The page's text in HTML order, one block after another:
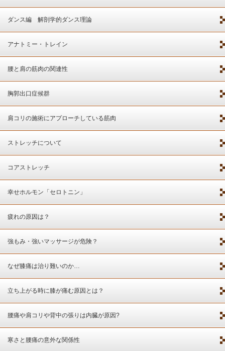
ダンス編 解剖学的ダンス理論
アナトミー・トレイン
腰と肩の筋肉の関連性
胸郭出口症候群
肩コリの施術にアプローチしている筋肉
ストレッチについて
コアストレッチ
幸せホルモン「セロトニン」
疲れの原因は？
強もみ・強いマッサージが危険？
なぜ膝痛は治り難いのか…
立ち上がる時に膝が痛む原因とは？
腰痛や肩コリや背中の張りは内臓が原因?
寒さと腰痛の意外な関係性